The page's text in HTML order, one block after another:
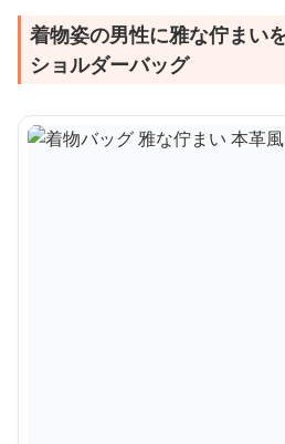
着物姿の男性に雅な佇まい
ショルダーバッグ